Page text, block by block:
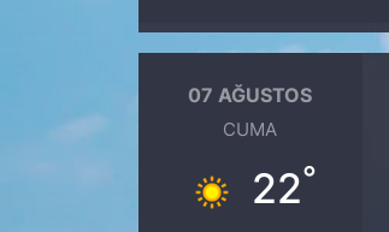
07 AĞUSTOS
CUMA
22°